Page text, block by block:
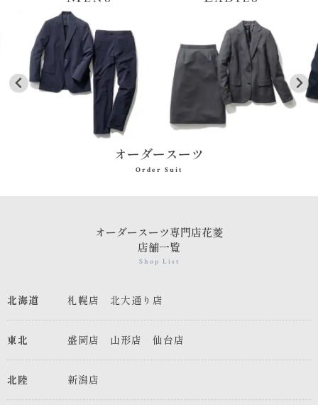
オーダースーツ
Order Suit
オーダースーツ専門店花菱
店舗一覧
Shop List
北海道 札幌店 北大通り店
東北 盛岡店 山形店 仙台店
北陸 新潟店